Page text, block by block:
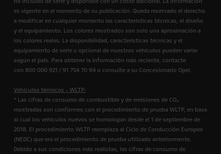
es vigente en el momento de su publicación. Queda reservado el derecho
a modificar en cualquier momento las características técnicas, el diseño
y el equipamiento. Los colores mostrados son solo una aproximación a
los colores reales. La disponibilidad, características técnicas y el
equipamiento de serie u opcional de nuestros vehículos pueden variar
según el país. Para obtener la información más reciente, contacte
con 800 000 921 / 91 754 70 94 o consulte a su Concesionario Opel.
Vehículos térmicos - WLTP:
* Las cifras de consumo de combustible y de emisiones de CO₂
mostradas son conformes con el procedimiento de prueba WLTP, en base
al cual los vehículos nuevos se homologan desde el 1 de septiembre de
2018. El procedimiento WLTP reemplaza al Ciclo de Conducción Europeo
(NEDC) que era el procedimiento de prueba utilizado anteriormente.
Debido a sus condiciones más realistas, las cifras de consumo de